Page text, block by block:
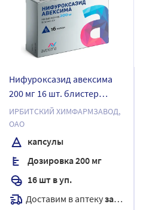
Нифуроксазид авексима
200 мг 16 шт. блистер
капсулы
ИРБИТСКИЙ ХИМФАРМЗАВОД,
ОАО
капсулы
Дозировка 200 мг
16 шт в уп.
Доставим в аптекузавтра